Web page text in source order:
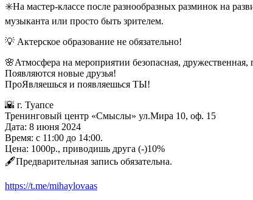
✳️На мастер-классе после разнообразных разминок на
музыканта или просто быть зрителем.
💡 Актерское образование не обязательно!
🌸Атмосфера на мероприятии безопасная,
Появляются новые друзья!
ПроЯвляешься и появляешься ТЫ!
🌇 г. Туапсе
Тренинговый центр «Смыслы» ул.Мира 10, оф. 15
Дата: 8 июня 2024
Время: с 11:00 до 14:00.
Цена: 1000р., приводишь друга (-)10%
🖋Предварительная запись обязательна.
https://t.me/mihaylovaas